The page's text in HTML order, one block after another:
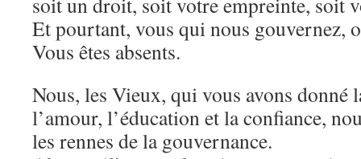
Et pourtant, vous qui nous gouvernez,
Vous êtes absents.
Nous, les Vieux, qui vous avons donné
l’amour, l’éducation et la confiance,
les rennes de la gouvernance.